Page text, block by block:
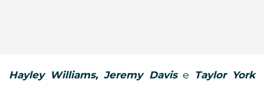
Hayley Williams, Jeremy Davise Taylor York